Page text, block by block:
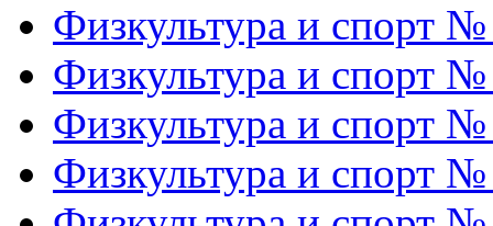
Физкультура и спорт
Физкультура и спорт
Физкультура и спорт
Физкультура и спорт